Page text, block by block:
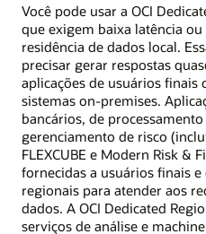
Você pode usar a OCI
que exigem baixa latência
residência de dados local.
precisar gerar respostas
aplicações de usuários
sistemas on-premises.
bancários, de
gerenciamento de risco
FLEXCUBE e Modern Risk &
fornecidas a usuários finais
regionais para atender aos
dados. A OCI Dedicated
serviços de análise e